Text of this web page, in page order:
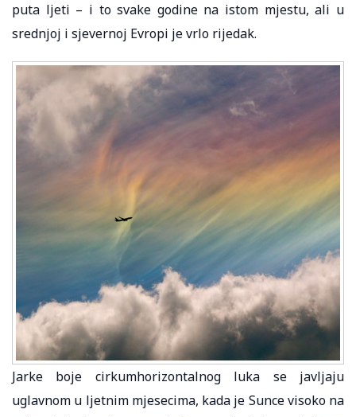
puta ljeti – i to svake godine na istom mjestu, ali u
srednjoj i sjevernoj Evropi je vrlo rijedak.
Jarke boje cirkumhorizontalnog luka se javljaju
uglavnom u ljetnim mjesecima, kada je Sunce visoko na